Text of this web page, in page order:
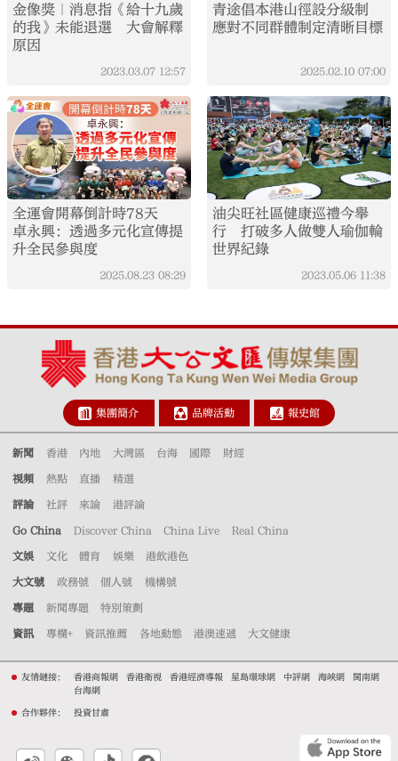
金像獎｜消息指《給十九歲
的我》未能退選 大會解釋
原因
2023.03.07 12:57
青途倡本港山徑設分級制
應對不同群體制定清晰目標
2025.02.10 07:00
全運會開幕倒計時78天
卓永興：透過多元化宣傳提
升全民參與度
2025.08.23 08:29
油尖旺社區健康巡禮今舉
行 打破多人做雙人瑜伽輪
世界紀錄
2023.05.06 11:38
集團簡介 品牌活動 報史館
新聞 香港 內地 大灣區 台海 國際 財經
視頻 熱點 直播 精選
評論 社評 來論 港評論
Go China Discover China China Live Real China
文娛 文化 體育 娛樂 港飲港色
大文號 政務號 個人號 機構號
專題 新聞專題 特別策劃
資訊 專欄+ 資訊推薦 各地動態 港澳速遞 大文健康
友情鏈接： 香港商報網 香港衛視 香港經濟導報 星島環球網 中評網 海峽網
閩南網
台海網
合作夥伴： 投資甘肅